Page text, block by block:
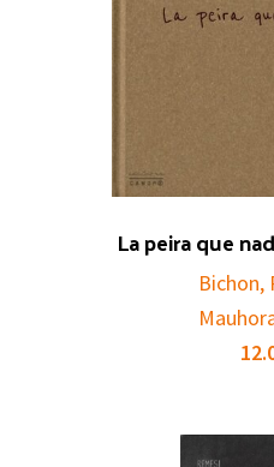
La peira que
Bichon,